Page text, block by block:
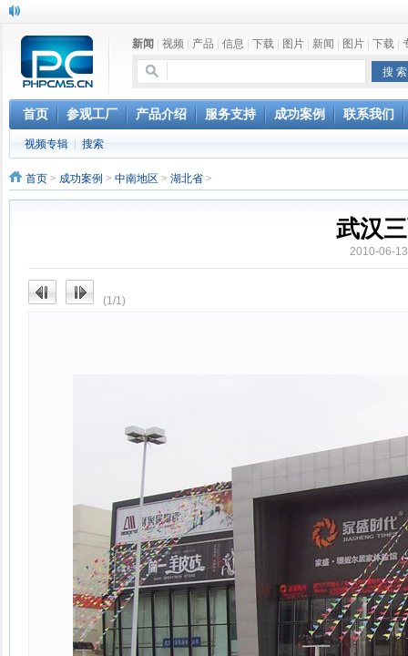
新闻 视频 产品 信息 下载 图片 新闻 图片 下载
首页 参观工厂 产品介绍 服务支持 成功案例 联系我们
视频专辑 搜索
首页 > 成功案例 > 中南地区 > 湖北省 >
武汉
2010-06-
(1/1)